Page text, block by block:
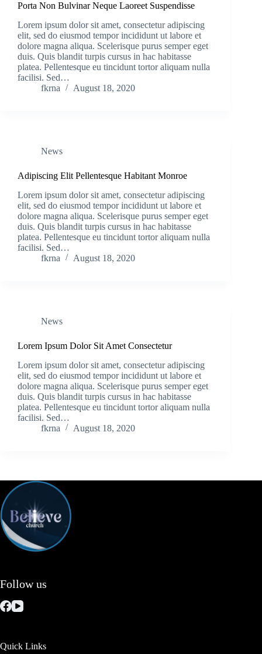
Porta Non Bulvinar Neque Laoreet Suspendisse
Lorem ipsum dolor sit amet, consectetur adipiscing
elit, sed do eiusmod tempor incididunt ut labore et
dolore magna aliqua. Scelerisque purus semper eget
duis. Quis blandit turpis cursus in hac habitasse
platea. Pellentesque eu tincidunt tortor aliquam nulla
facilisi. Sed…
fkrna
August 18, 2020
News
Adipiscing Elit Pellentesque Habitant Monroe
Lorem ipsum dolor sit amet, consectetur adipiscing
elit, sed do eiusmod tempor incididunt ut labore et
dolore magna aliqua. Scelerisque purus semper eget
duis. Quis blandit turpis cursus in hac habitasse
platea. Pellentesque eu tincidunt tortor aliquam nulla
facilisi. Sed…
fkrna
August 18, 2020
News
Lorem Ipsum Dolor Sit Amet Consectetur
Lorem ipsum dolor sit amet, consectetur adipiscing
elit, sed do eiusmod tempor incididunt ut labore et
dolore magna aliqua. Scelerisque purus semper eget
duis. Quis blandit turpis cursus in hac habitasse
platea. Pellentesque eu tincidunt tortor aliquam nulla
facilisi. Sed…
fkrna
August 18, 2020
Follow us
Quick Links